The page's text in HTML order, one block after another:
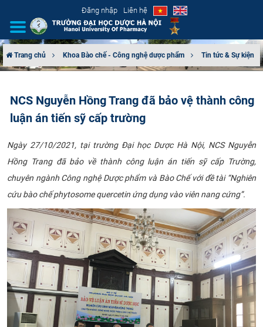
Đăng nhập Liên hệ
CƠ CẤU TỔ CHỨC
ĐÀO TẠO
ĐẢM BẢO CHẤT LƯỢNG
KHOA HỌC CÔNG NGHỆ
HTQT
CỰU NGƯỜI HỌC
Trang chủ Khoa Bào chế - Công nghệ dược phẩm Tin tức & Sự kiện
NCS Nguyễn Hồng Trang đã bảo vệ thành công
luận án tiến sỹ cấp trường
Ngày 27/10/2021, tại trường Đại học Dược Hà Nội, NCS Nguyễn
Hồng Trang đã bảo về thành công luận án tiến sỹ cấp Trường,
chuyên ngành Công nghệ Dược phẩm và Bào Chế với đề tài “Nghiên
cứu bào chế phytosome quercetin ứng dụng vào viên nang cứng”.